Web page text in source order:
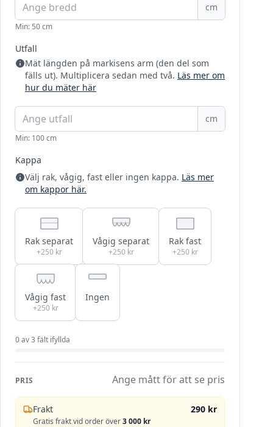
cm
Min: 50 cm
Utfall
Mät längden på markisens arm (den del som
fälls ut). Multiplicera sedan med två. Läs mer om
hur du mäter här
cm
Min: 100 cm
Kappa
Välj rak, vågig, fast eller ingen kappa. Läs mer
om kappor här.
Rak separat
+250 kr
Vågig separat
+250 kr
Rak fast
+250 kr
Vågig fast
+250 kr
Ingen
0av3 fält ifyllda
PRIS Ange mått för att se pris
Frakt 290 kr
Gratis frakt vid order över3 000 kr